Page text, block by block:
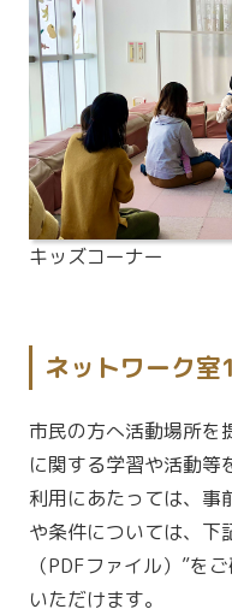
キッズコーナー
ネットワーク室
市民の方へ活動場所を
に関する学習や活動等
利用にあたっては、事
や条件については、下
（PDFファイル）”を
いただけます。